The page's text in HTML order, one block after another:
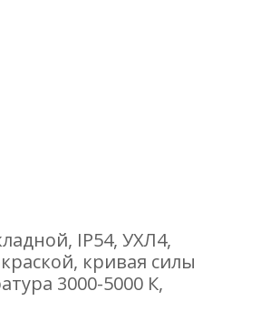
IP54, УХЛ4,
кривая силы
3000-5000 К,